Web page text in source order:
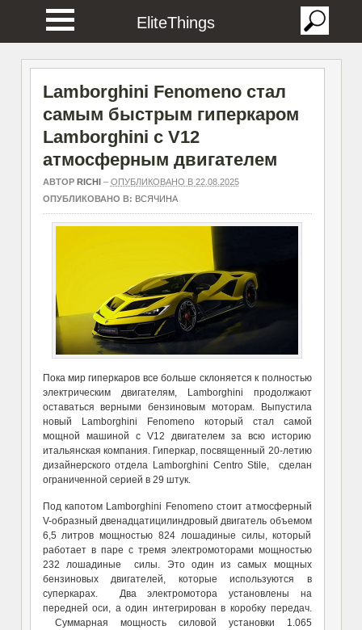
EliteThings
Lamborghini Fenomeno стал
самым быстрым гиперкаром
Lamborghini с V12
атмосферным двигателем
АВТОР RICHI– ОПУБЛИКОВАНО В 22.08.2025
ОПУБЛИКОВАНО В: ВСЯЧИНА
Пока мир гиперкаров все больше склоняется к полностью
электрическим двигателям, Lamborghini продолжают
оставаться верными бензиновым моторам. Выпустила
новый Lamborghini Fenomeno который стал самой
мощной машиной c V12 двигателем за всю историю
итальянская компания. Гиперкар, посвященный 20-летию
дизайнерского отдела Lamborghini Centro Stile, сделан
ограниченной серией в 29 штук.
Под капотом Lamborghini Fenomeno стоит атмосферный
V-образный двенадцатицилиндровый двигатель объемом
6,5 литров мощностью 824 лошадиные силы, который
работает в паре с тремя электромоторами мощностью
232 лошадиные силы. Это один из самых мощных
бензиновых двигателей, которые используются в
суперкарах. Два электромотора установлены на
передней оси, а один интегрирован в коробку передач.
Суммарная мощность силовой установки 1.065